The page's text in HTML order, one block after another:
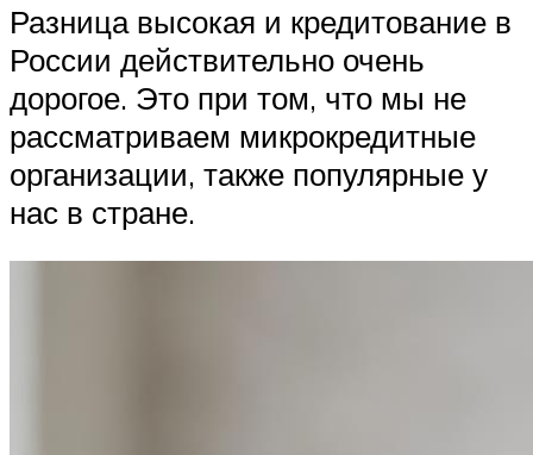
Разница высокая и кредитование в
России действительно очень
дорогое. Это при том, что мы не
рассматриваем микрокредитные
организации, также популярные у
нас в стране.